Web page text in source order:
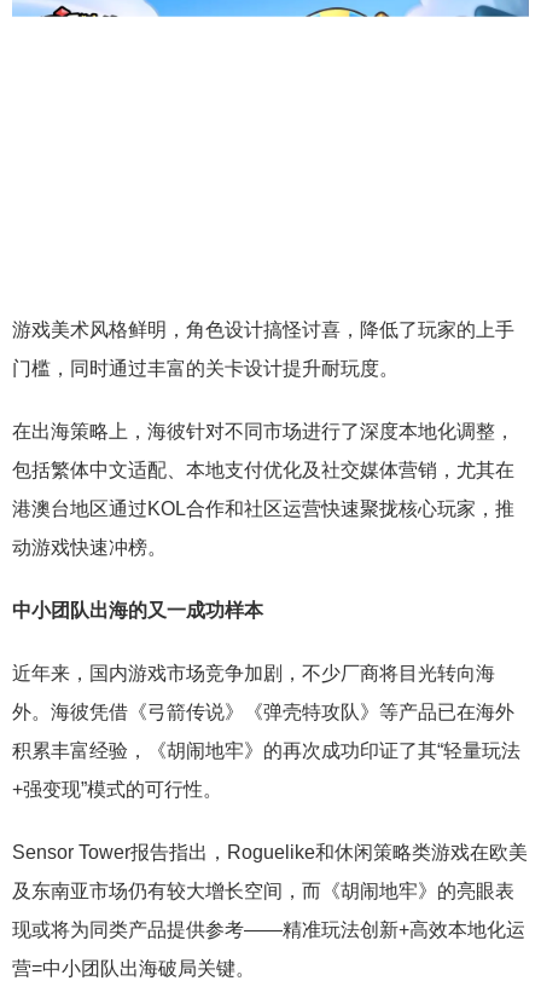
游戏美术风格鲜明，角色设计搞怪讨喜，降低了玩家的上手
门槛，同时通过丰富的关卡设计提升耐玩度。
在出海策略上，海彼针对不同市场进行了深度本地化调整，
包括繁体中文适配、本地支付优化及社交媒体营销，尤其在
港澳台地区通过KOL合作和社区运营快速聚拢核心玩家，推
动游戏快速冲榜。
中小团队出海的又一成功样本
近年来，国内游戏市场竞争加剧，不少厂商将目光转向海
外。海彼凭借《弓箭传说》《弹壳特攻队》等产品已在海外
积累丰富经验，《胡闹地牢》的再次成功印证了其“轻量玩法
+强变现”模式的可行性。
Sensor Tower报告指出，Roguelike和休闲策略类游戏在欧美
及东南亚市场仍有较大增长空间，而《胡闹地牢》的亮眼表
现或将为同类产品提供参考——精准玩法创新+高效本地化运
营=中小团队出海破局关键。